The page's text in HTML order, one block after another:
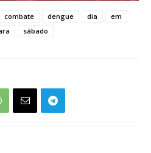
combate dengue dia
em
sábado